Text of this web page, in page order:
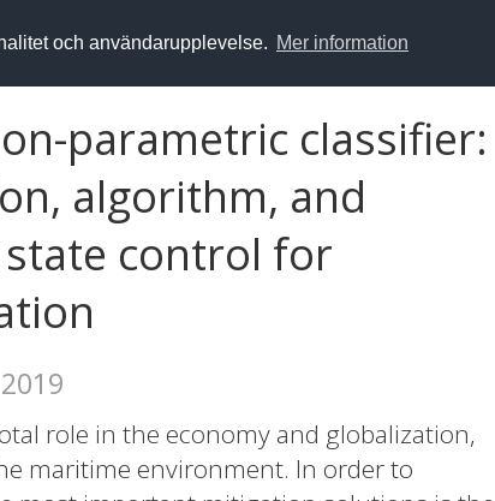
och användarupplevelse. Mer information
parametric classifier:
algorithm, and
control for
role in the economy and globalization,
maritime environment. In order to